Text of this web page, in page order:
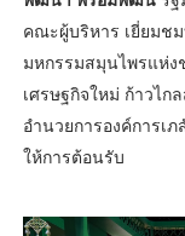
คณะผู้บริหาร เยี่ยมช
มหกรรมสมุนไพรแห่
เศรษฐกิจใหม่ ก้าวไก
อำนวยการองค์การเ
ให้การต้อนรับ